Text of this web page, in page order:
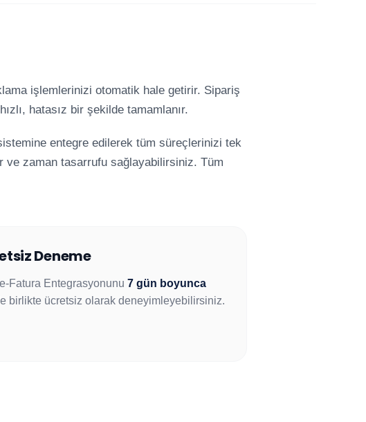
işlemlerinizi otomatik hale getirir. Sipariş
hatasız bir şekilde tamamlanır.
entegre edilerek tüm süreçlerinizi tek
ve zaman tasarrufu sağlayabilirsiniz. Tüm
Deneme
Fatura Entegrasyonunu 7 gün boyunca
birlikte ücretsiz olarak deneyimleyebilirsiniz.